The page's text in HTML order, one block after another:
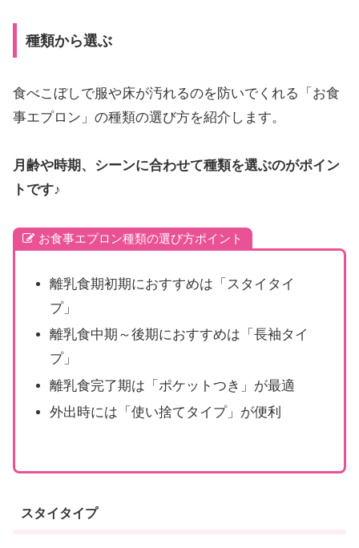
種類から選ぶ
食べこぼしで服や床が汚れるのを防いでくれる「お食
事エプロン」の種類の選び方を紹介します。
月齢や時期、シーンに合わせて種類を選ぶのがポイン
トです♪
お食事エプロン種類の選び方ポイント
離乳食期初期におすすめは「スタイタイ
プ」
離乳食中期～後期におすすめは「長袖タイ
プ」
離乳食完了期は「ポケットつき」が最適
外出時には「使い捨てタイプ」が便利
スタイタイプ